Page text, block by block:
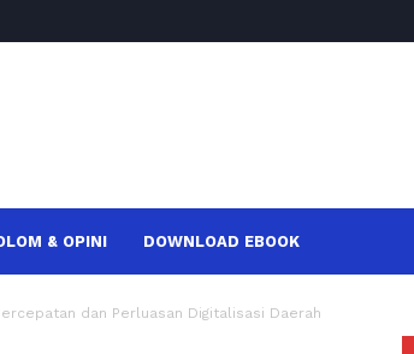
& OPINI DOWNLOAD EBOOK
dan Perluasan Digitalisasi Daerah